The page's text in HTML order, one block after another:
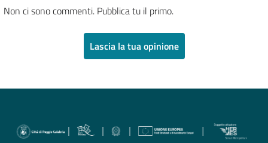
Non ci sono commenti. Pubblica tu il primo.
Lascia la tua opinione